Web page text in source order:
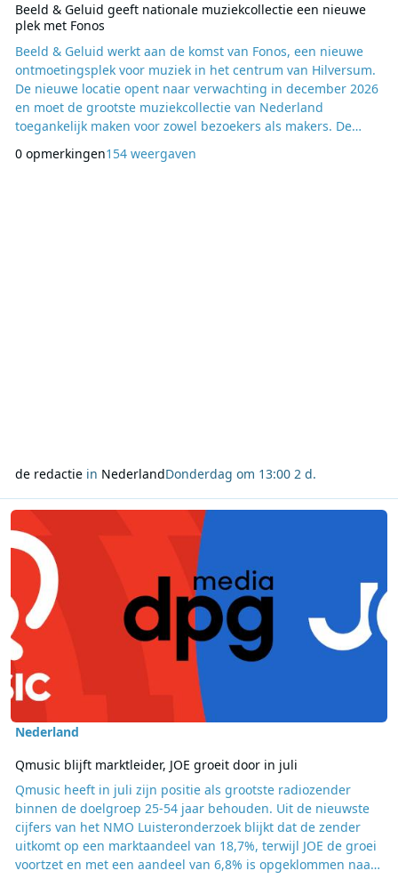
Beeld & Geluid geeft nationale muziekcollectie een nieuwe
plek met Fonos
Beeld & Geluid werkt aan de komst van Fonos, een nieuwe
ontmoetingsplek voor muziek in het centrum van Hilversum.
De nieuwe locatie opent naar verwachting in december 2026
en moet de grootste muziekcollectie van Nederland
toegankelijk maken voor zowel bezoekers als makers. De
In Fonos wordt een omvangrijke collectie van meer dan 1,5
0 opmerkingen154 weergaven
de redactiein NederlandDonderdag om 13:00 2 d.
Lees meer over Qmusic blijft marktleider, JOE groeit door in juli
Nederland
Qmusic blijft marktleider, JOE groeit door in juli
Qmusic heeft in juli zijn positie als grootste radiozender
binnen de doelgroep 25-54 jaar behouden. Uit de nieuwste
cijfers van het NMO Luisteronderzoek blijkt dat de zender
uitkomt op een marktaandeel van 18,7%, terwijl JOE de groei
voortzet en met een aandeel van 6,8% is opgeklommen naar